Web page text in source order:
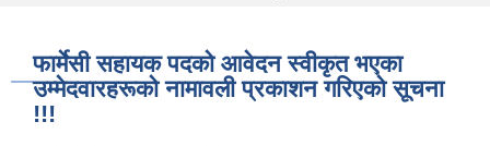
फार्मेसी सहायक पदको आवेदन स्वीकृत भएका
उम्मेदवारहरूको नामावली प्रकाशन गरिएको सूचना
!!!